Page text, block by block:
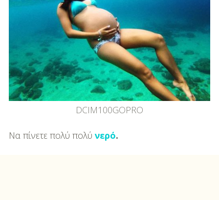
DCIM100GOPRO
Να πίνετε πολύ πολύ νερό.